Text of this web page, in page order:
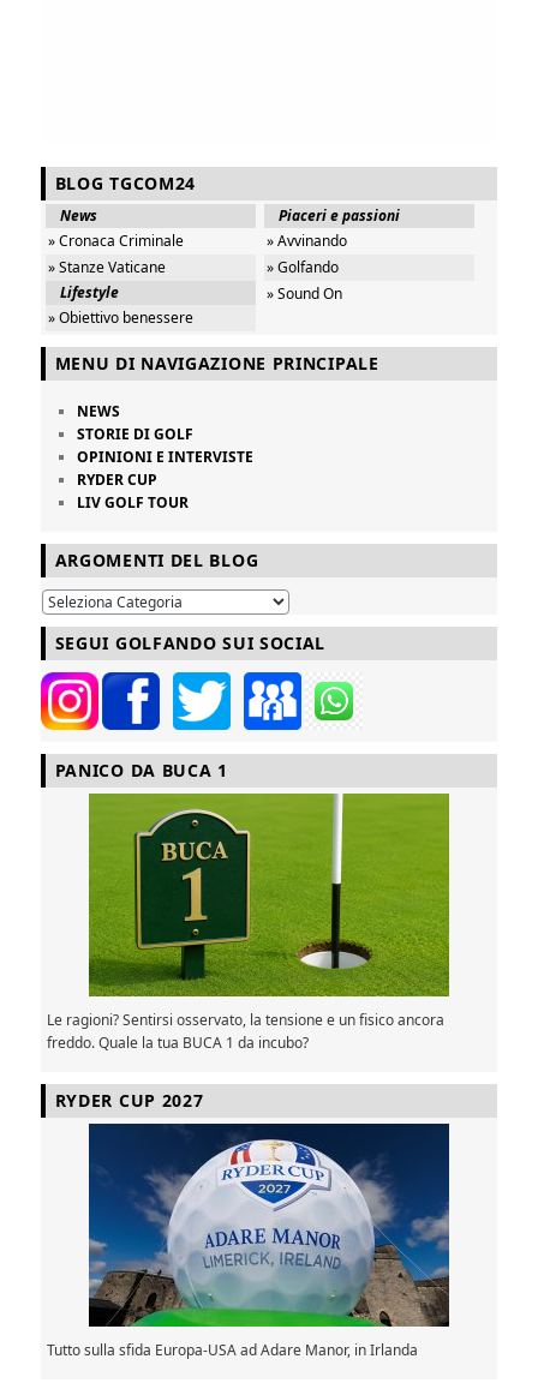
BLOG TGCOM24
News
» Cronaca Criminale
» Stanze Vaticane
Lifestyle
» Obiettivo benessere
Piaceri e passioni
» Avvinando
» Golfando
» Sound On
MENU DI NAVIGAZIONE PRINCIPALE
NEWS
STORIE DI GOLF
OPINIONI E INTERVISTE
RYDER CUP
LIV GOLF TOUR
ARGOMENTI DEL BLOG
SEGUI GOLFANDO SUI SOCIAL
PANICO DA BUCA 1
Le ragioni? Sentirsi osservato, la tensione e un fisico ancora
freddo. Quale la tua BUCA 1 da incubo?
RYDER CUP 2027
Tutto sulla sfida Europa-USA ad Adare Manor, in Irlanda